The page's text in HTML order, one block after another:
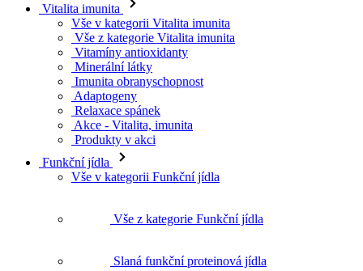
Vitalita imunita
Vše v kategorii Vitalita imunita
Vše z kategorie Vitalita imunita
Vitamíny antioxidanty
Minerální látky
Imunita obranyschopnost
Adaptogeny
Relaxace spánek
Akce - Vitalita, imunita
Produkty v akci
Funkční jídla
Vše v kategorii Funkční jídla